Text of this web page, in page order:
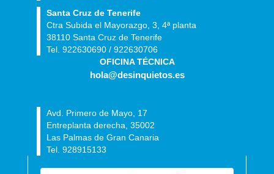
Santa Cruz de Tenerife
Ctra Subida el Mayorazgo, 3, 4ª planta
38110 Santa Cruz de Tenerife
Tel. 922630690 / 922630706
OFICINA TÉCNICA
hola@desinquietos.es
Avd. Primero de Mayo, 17
Entreplanta derecha, 35002
Las Palmas de Gran Canaria
Tel. 928915133